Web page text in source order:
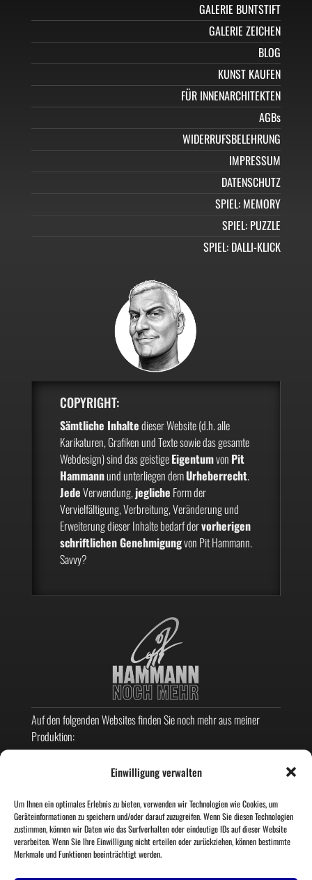
Einwilligung verwalten
Um Ihnen ein optimales Erlebnis zu bieten, verwenden wir Technologien wie Cookies, um
Geräteinformationen zu speichern und/oder darauf zuzugreifen. Wenn Sie diesen Technologien
zustimmen, können wir Daten wie das Surfverhalten oder eindeutige IDs auf dieser Website
verarbeiten. Wenn Sie Ihre Einwilligung nicht erteilen oder zurückziehen, können bestimmte
Merkmale und Funktionen beeinträchtigt werden.
GALERIE BUNTSTIFT
GALERIE ZEICHEN
BLOG
KUNST KAUFEN
FÜR INNENARCHITEKTEN
AGBs
WIDERRUFSBELEHRUNG
IMPRESSUM
DATENSCHUTZ
SPIEL: MEMORY
SPIEL: PUZZLE
SPIEL: DALLI-KLICK
COPYRIGHT:
Sämtliche Inhaltedieser Website (d.h. alle
Karikaturen, Grafiken und Texte sowie das gesamte
Webdesign) sind das geistigeEigentumvon Pit
Hammannund unterliegen demUrheberrecht.
JedeVerwendung,jegliche Form der
Vervielfältigung, Verbreitung, Veränderung und
Erweiterung dieser Inhalte bedarf dervorherigen
schriftlichen Genehmigungvon Pit Hammann.
Savvy?
Auf den folgenden Websites finden Sie noch mehr aus meiner
Produktion:
LETTERING
AMBIGRAMME
MEIN SCI-FI-FANTASY-ROMAN